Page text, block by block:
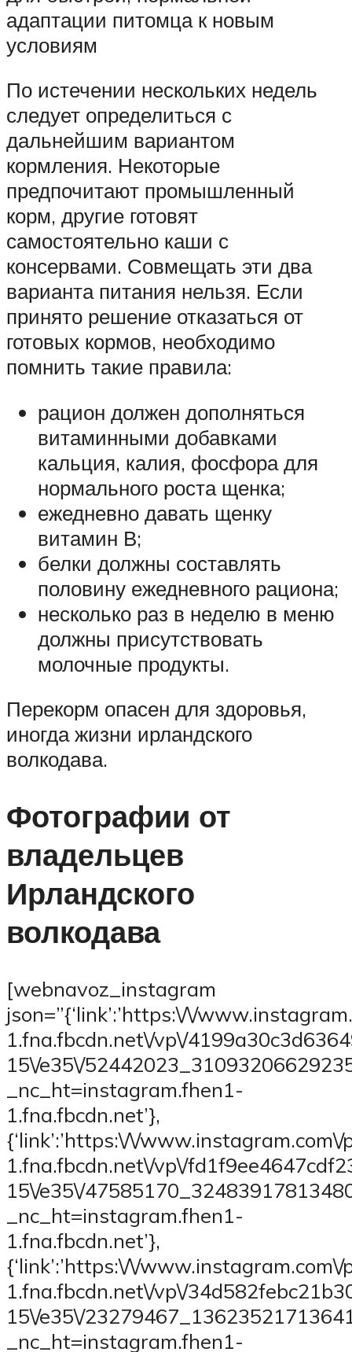
адаптации питомца к новым
условиям
По истечении нескольких недель
следует определиться с
дальнейшим вариантом
кормления. Некоторые
предпочитают промышленный
корм, другие готовят
самостоятельно каши с
консервами. Совмещать эти два
варианта питания нельзя. Если
принято решение отказаться от
готовых кормов, необходимо
помнить такие правила:
рацион должен дополняться
витаминными добавками
кальция, калия, фосфора для
нормального роста щенка;
ежедневно давать щенку
витамин В;
белки должны составлять
половину ежедневного рациона;
несколько раз в неделю в меню
должны присутствовать
молочные продукты.
Перекорм опасен для здоровья,
иногда жизни ирландского
волкодава.
Фотографии от
владельцев
Ирландского
волкодава
[webnavoz_instagram
json=”{‘link’:’https:\/\/
1.fna.fbcdn.net\/vp\/
15\/e35\/
_nc_ht=instagram.fhen1-
1.fna.fbcdn.net’},
{‘link’:’https:\/\/www.instagram.com\/
1.fna.fbcdn.net\/vp\/
15\/e35\/
_nc_ht=instagram.fhen1-
1.fna.fbcdn.net’},
{‘link’:’https:\/\/www.instagram.com\/
1.fna.fbcdn.net\/vp\/
15\/e35\/
_nc_ht=instagram.fhen1-